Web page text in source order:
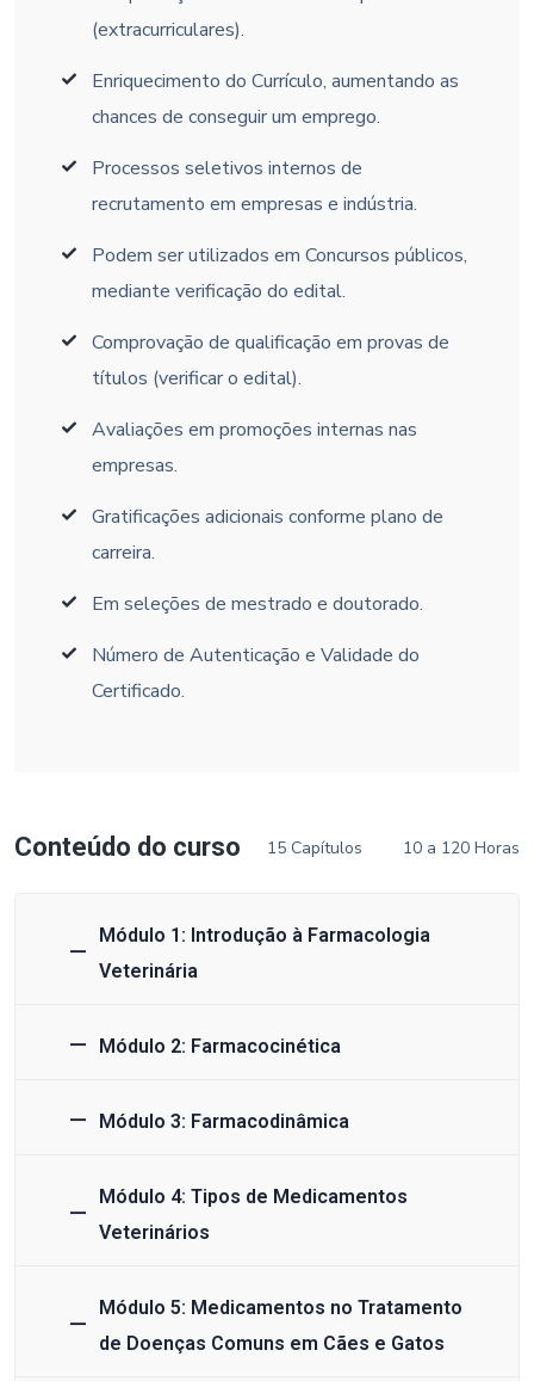
(extracurriculares).
Enriquecimento do Currículo, aumentando as
chances de conseguir um emprego.
Processos seletivos internos de
recrutamento em empresas e indústria.
Podem ser utilizados em Concursos públicos,
mediante verificação do edital.
Comprovação de qualificação em provas de
títulos (verificar o edital).
Avaliações em promoções internas nas
empresas.
Gratificações adicionais conforme plano de
carreira.
Em seleções de mestrado e doutorado.
Número de Autenticação e Validade do
Certificado.
Conteúdo do curso 15 Capítulos 10 a 120 Horas
Módulo 1: Introdução à Farmacologia
Veterinária
Módulo 2: Farmacocinética
Módulo 3: Farmacodinâmica
Módulo 4: Tipos de Medicamentos
Veterinários
Módulo 5: Medicamentos no Tratamento
de Doenças Comuns em Cães e Gatos